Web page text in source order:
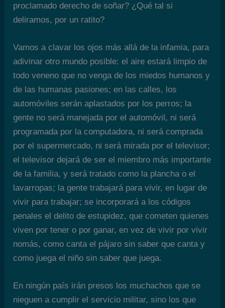
proclamado derecho de soñar? ¿Qué tal si
deliramos, por un ratito?
Vamos a clavar los ojos más allá de la infamia, para
adivinar otro mundo posible: el aire estará limpio de
todo veneno que no venga de los miedos humanos y
de las humanas pasiones; en las calles, los
automóviles serán aplastados por los perros; la
gente no será manejada por el automóvil, ni será
programada por la computadora, ni será comprada
por el supermercado, ni será mirada por el televisor;
el televisor dejará de ser el miembro más importante
de la familia, y será tratado como la plancha o el
lavarropas; la gente trabajará para vivir, en lugar de
vivir para trabajar; se incorporará a los códigos
penales el delito de estupidez, que cometen quienes
viven por tener o por ganar, en vez de vivir por vivir
nomás, como canta el pájaro sin saber que canta y
como juega el niño sin saber que juega.
En ningún país irán presos los muchachos que se
nieguen a cumplir el servicio militar, sino los que